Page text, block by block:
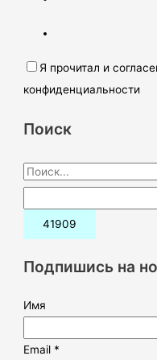
Я прочитал и
конфиденциальности
Поиск
П
о
и
:Подпишись на
Имя
Email *